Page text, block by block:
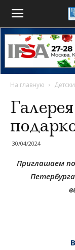
На главную
30/04/2024
Приглашаем